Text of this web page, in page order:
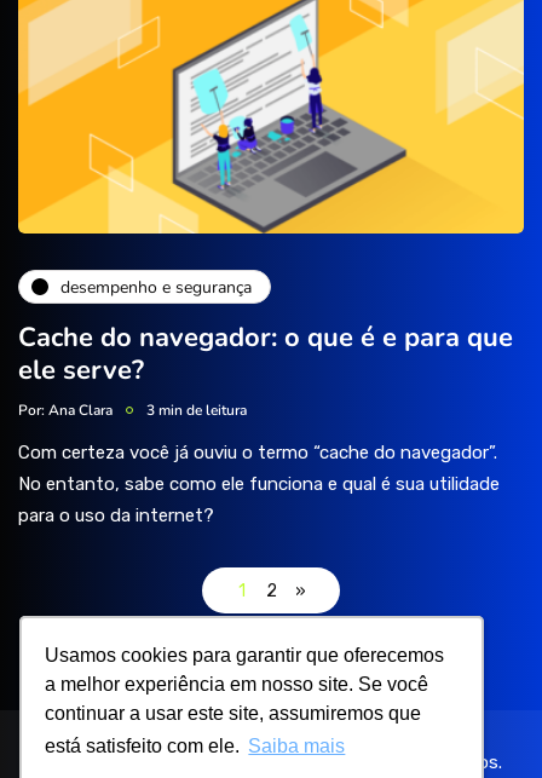
Usamos cookies para garantir que oferecemos
a melhor experiência em nosso site. Se você
continuar a usar este site, assumiremos que
está satisfeito com ele. Saiba mais
Usamos cookies para garantir que oferecemos
a melhor experiência em nosso site. Se você
continuar a usar este site, assumiremos que
está satisfeito com ele. Saiba mais
desempenho e segurança
Cache do navegador: o que é e para que
ele serve?
Por: Ana Clara 3 min de leitura
Com certeza você já ouviu o termo “cache do navegador”.
No entanto, sabe como ele funciona e qual é sua utilidade
para o uso da internet?
1 2 »
| Todos os Direitos Reservados.